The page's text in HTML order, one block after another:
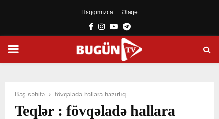
Haqqımızda Əlaqə
Facebook
Instagram
YoutubeTelegram
PRIMARY
Baş səhifə fövqəladə hallara hazırlıq
Teqlər : fövqəladə hallara